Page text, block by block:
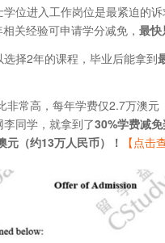
位进入工作岗位是最紧迫的
关经验可申请学分减免， 最快
择2年的课程，毕业后能拿到
常高，每年学费仅2.7万澳
同学，就拿到了30%学费减
（约13万人民币）！
【点击